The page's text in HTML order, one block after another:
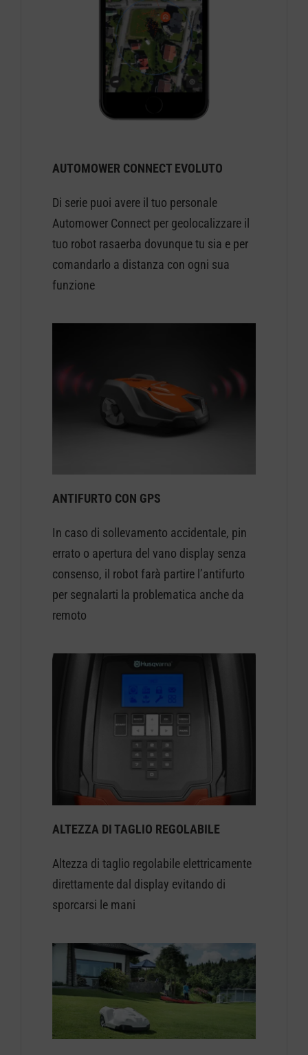
AUTOMOWER CONNECT EVOLUTO
Di serie puoi avere il tuo personale
Automower Connect per geolocalizzare il
tuo robot rasaerba dovunque tu sia e per
comandarlo a distanza con ogni sua
funzione
ANTIFURTO CON GPS
In caso di sollevamento accidentale, pin
errato o apertura del vano display senza
consenso, il robot farà partire l’antifurto
per segnalarti la problematica anche da
remoto
ALTEZZA DI TAGLIO REGOLABILE
Altezza di taglio regolabile elettricamente
direttamente dal display evitando di
sporcarsi le mani